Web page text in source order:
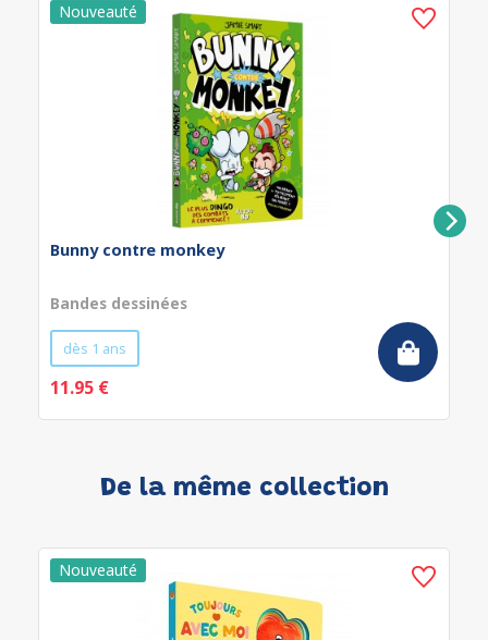
Bunny contre monkey
Bandes dessinées
dès 1 ans
11.95 €
De la même collection